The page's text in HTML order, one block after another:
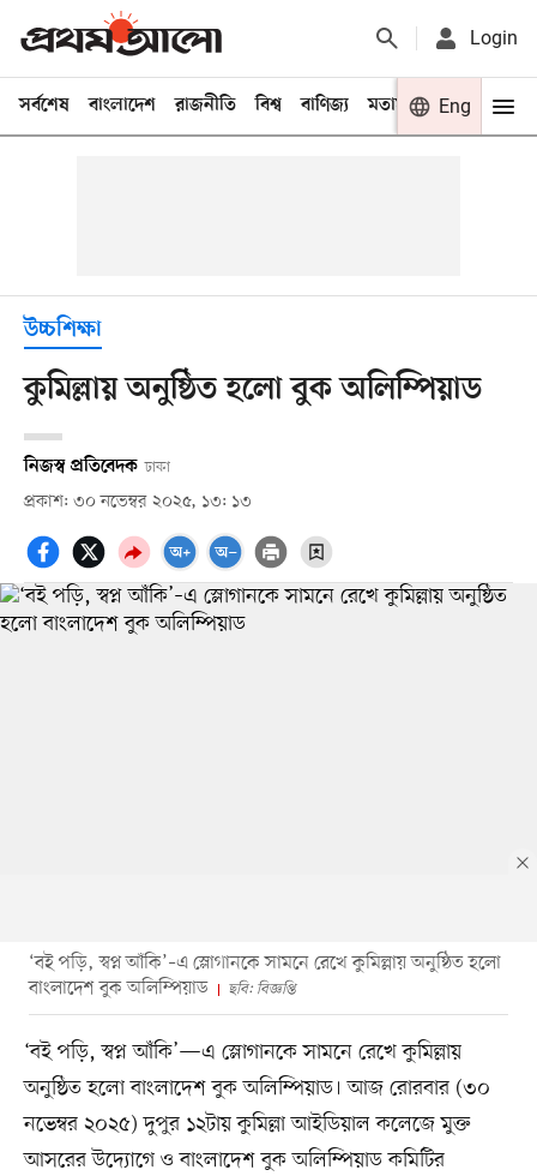
Login
সর্বশেষ বাংলাদেশ রাজনীতি বিশ্ব বাণিজ্য মতামত খেলা
Eng
উচ্চশিক্ষা
কুমিল্লায় অনুষ্ঠিত হলো বুক অলিম্পিয়াড
নিজস্ব প্রতিবেদক ঢাকা
প্রকাশ: ৩০ নভেম্বর ২০২৫, ১৩: ১৩
‘বই পড়ি, স্বপ্ন আঁকি’–এ স্লোগানকে সামনে রেখে কুমিল্লায় অনুষ্ঠিত হলো
বাংলাদেশ বুক অলিম্পিয়াড
ছবি: বিজ্ঞপ্তি
‘বই পড়ি, স্বপ্ন আঁকি’—এ স্লোগানকে সামনে রেখে কুমিল্লায়
অনুষ্ঠিত হলো বাংলাদেশ বুক অলিম্পিয়াড। আজ রোরবার (৩০
নভেম্বর ২০২৫) দুপুর ১২টায় কুমিল্লা আইডিয়াল কলেজে মুক্ত
আসরের উদ্যোগে ও বাংলাদেশ বুক অলিম্পিয়াড কমিটির